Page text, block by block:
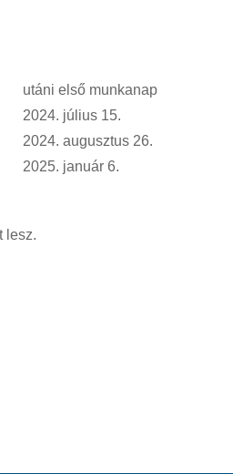
utáni első munkanap
2024. július 15.
2024. augusztus 26.
2025. január 6.
lesz.